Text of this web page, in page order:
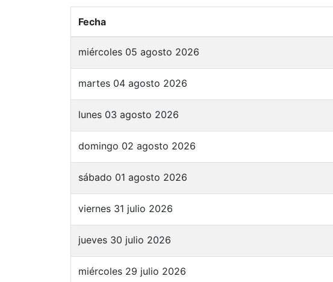
Fecha
miércoles 05 agosto 2026
martes 04 agosto 2026
lunes 03 agosto 2026
domingo 02 agosto 2026
sábado 01 agosto 2026
viernes 31 julio 2026
jueves 30 julio 2026
miércoles 29 julio 2026